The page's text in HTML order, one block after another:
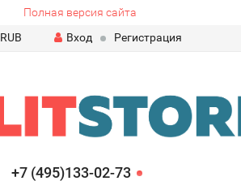
Полная версия сайта
RUB
Вход Регистрация
+7 (495)133-02-73